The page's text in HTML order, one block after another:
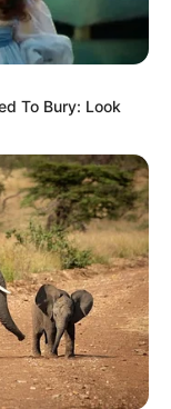
To Bury: Look